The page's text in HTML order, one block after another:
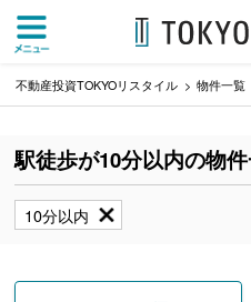
不動産投資TOKYOリスタイル 物件一覧
駅徒歩が10分以内の物
10分以内